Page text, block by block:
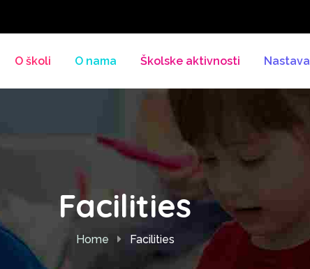
O školi O nama Školske aktivnosti Nastava
Facilities
Home Facilities